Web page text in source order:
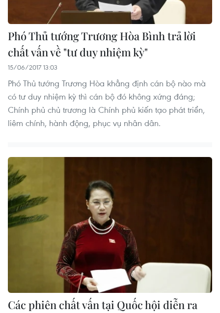
Phó Thủ tướng Trương Hòa Bình trả lời
chất vấn về "tư duy nhiệm kỳ"
15/06/2017 13:03
Phó Thủ tướng Trương Hòa khẳng định cán bộ nào mà
có tư duy nhiệm kỳ thì cán bộ đó không xứng đáng;
Chính phủ chủ trương là Chính phủ kiến tạo phát triển,
liêm chính, hành động, phục vụ nhân dân.
Các phiên chất vấn tại Quốc hội diễn ra